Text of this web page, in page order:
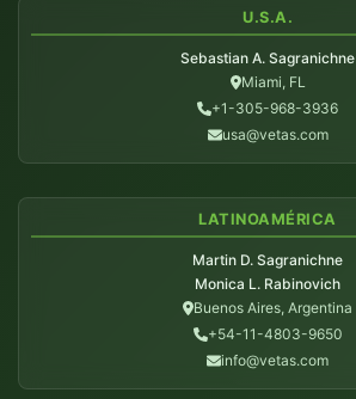
U.S.A.
Sebastian A. Sagranichne
Miami, FL
+1-305-968-3936
usa@vetas.com
LATINOAMÉRICA
Martin D. Sagranichne
Monica L. Rabinovich
Buenos Aires, Argentina
+54-11-4803-9650
info@vetas.com